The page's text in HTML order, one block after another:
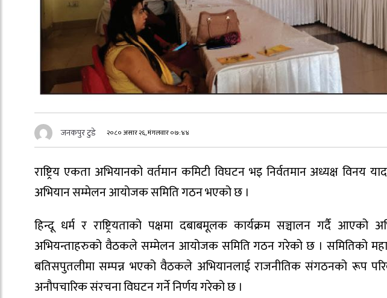
जनकपुर टुडे २०८० असार २६, मंगलवार ०७:४४
राष्ट्रिय एकता अभियानको वर्तमान कमिटी विघटन भइ निर्वतमान अध्यक्ष विनय
अभियान सम्मेलन आयोजक समिति गठन भएको छ ।
हिन्दू धर्म र राष्ट्रियताको पक्षमा दबाबमूलक कार्यक्रम सञ्चालन गर्दै
अभियन्ताहरुको वैठकले सम्मेलन आयोजक समिति गठन गरेको छ । समितिको
बतिसपुतलीमा सम्पन्न भएको वैठकले अभियानलाई राजनीतिक संगठनको रूप
अनौपचारिक संरचना विघटन गर्ने निर्णय गरेको छ ।